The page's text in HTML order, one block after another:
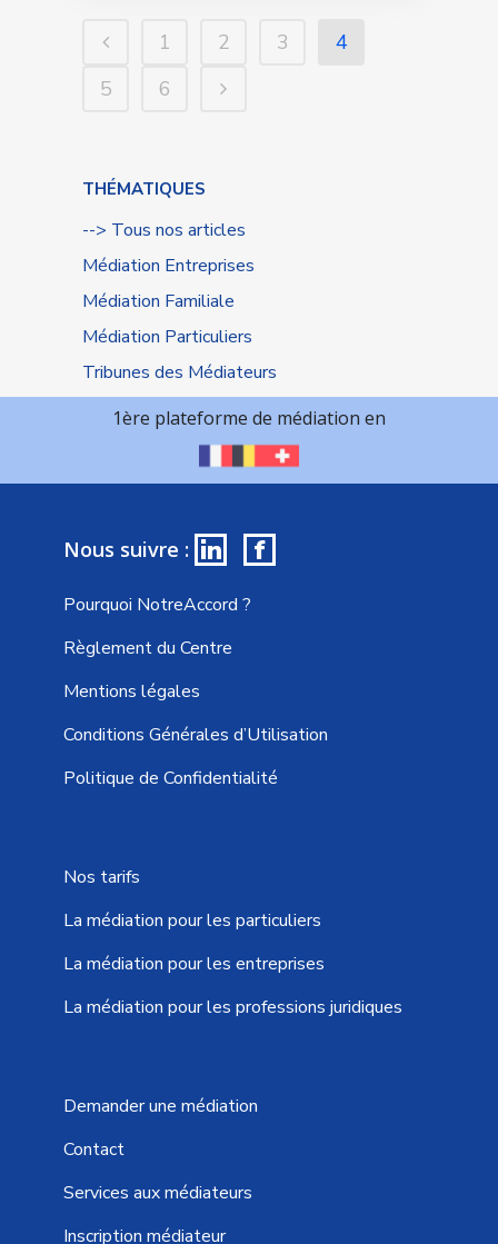
1 2 3
4
5
6
THÉMATIQUES
--> Tous nos articles
Médiation Entreprises
Médiation Familiale
Médiation Particuliers
Tribunes des Médiateurs
1ère plateforme de médiation en
Nous suivre : in f
Pourquoi NotreAccord ?
Règlement du Centre
Mentions légales
Conditions Générales d’Utilisation
Politique de Confidentialité
Nos tarifs
La médiation pour les particuliers
La médiation pour les entreprises
La médiation pour les professions juridiques
Demander une médiation
Contact
Services aux médiateurs
Inscription médiateur